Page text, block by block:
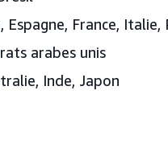
Espagne, France, Italie,
arabes unis
Inde, Japon